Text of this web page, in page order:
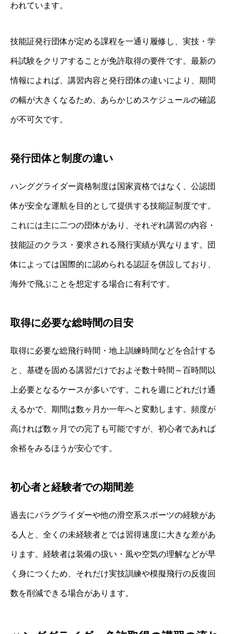
われています。
技能証発行団体が定める課程を一通り履修し、実技・学
科試験をクリアすることが免許取得の要件です。最新の
情報によれば、講習内容と発行団体の違いにより、期間
の幅が大きくなるため、あらかじめスケジュールの確認
が不可欠です。
発行団体と制度の違い
ハンググライダー資格制度は国家資格ではなく、公認団
体が安全な運航を目的として提供する技能証制度です。
これには主に二つの団体があり、それぞれ講習の内容・
技能証のクラス・要求される飛行実績が異なります。団
体によっては国際的に認められる認証を併設しており、
海外で飛ぶことを想定する場合に有利です。
取得に必要な総時間の目安
取得に必要な総飛行時間・地上訓練時間などを合計する
と、基礎を固める講習だけでおよそ数十時間～百時間以
上必要となるケースが多いです。これを週にどれだけ通
えるかで、期間は数ヶ月か一年へと変動します。頻度が
高ければ数ヶ月での完了も可能ですが、初心者であれば
余裕をみるほうが安心です。
初心者と経験者での期間差
過去にパラグライダーや他の滑空系スポーツの経験があ
る人と、全くの未経験者とでは習得速度に大きな差があ
ります。経験者は装備の扱い・風や空気の理解などが早
く身につくため、それだけ実技訓練や模擬飛行の反復回
数を削減できる場合があります。